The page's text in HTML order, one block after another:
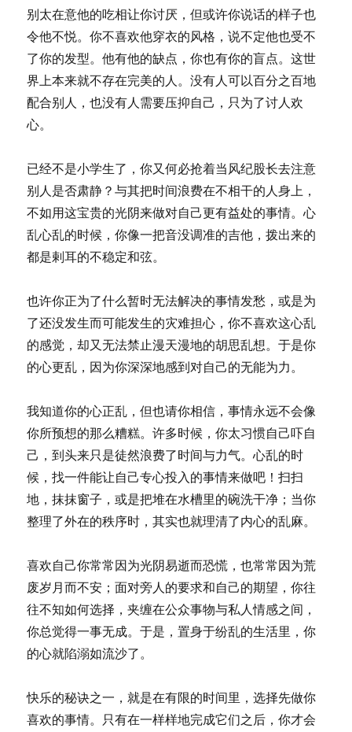
别太在意他的吃相让你讨厌，但或许你说话的样子也
令他不悦。你不喜欢他穿衣的风格，说不定他也受不
了你的发型。他有他的缺点，你也有你的盲点。这世
界上本来就不存在完美的人。没有人可以百分之百地
配合别人，也没有人需要压抑自己，只为了讨人欢
心。
已经不是小学生了，你又何必抢着当风纪股长去注意
别人是否肃静？与其把时间浪费在不相干的人身上，
不如用这宝贵的光阴来做对自己更有益处的事情。心
乱心乱的时候，你像一把音没调准的吉他，拨出来的
都是剌耳的不稳定和弦。
也许你正为了什么暂时无法解决的事情发愁，或是为
了还没发生而可能发生的灾难担心，你不喜欢这心乱
的感觉，却又无法禁止漫天漫地的胡思乱想。于是你
的心更乱，因为你深深地感到对自己的无能为力。
我知道你的心正乱，但也请你相信，事情永远不会像
你所预想的那么糟糕。许多时候，你太习惯自己吓自
己，到头来只是徒然浪费了时间与力气。心乱的时
候，找一件能让自己专心投入的事情来做吧！扫扫
地，抹抹窗子，或是把堆在水槽里的碗洗干净；当你
整理了外在的秩序时，其实也就理清了内心的乱麻。
喜欢自己你常常因为光阴易逝而恐慌，也常常因为荒
废岁月而不安；面对旁人的要求和自己的期望，你往
往不知如何选择，夹缠在公众事物与私人情感之间，
你总觉得一事无成。于是，置身于纷乱的生活里，你
的心就陷溺如流沙了。
快乐的秘诀之一，就是在有限的时间里，选择先做你
喜欢的事情。只有在一样样地完成它们之后，你才会